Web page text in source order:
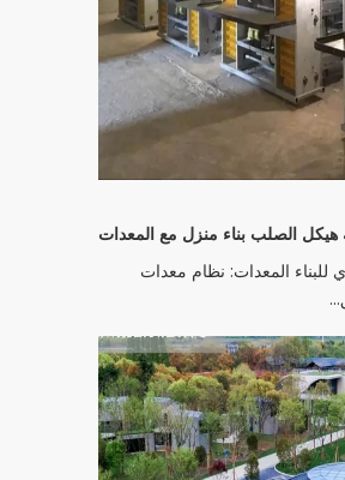
هيكل الصلب بناء منزل مع المعدات
للبناء المعدات: نظام معدات